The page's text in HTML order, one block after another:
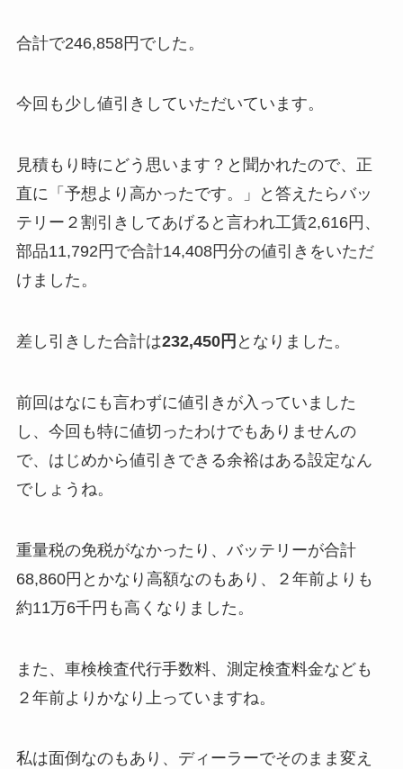
合計で246,858円でした。
今回も少し値引きしていただいています。
見積もり時にどう思います？と聞かれたので、正
直に「予想より高かったです。」と答えたらバッ
テリー２割引きしてあげると言われ工賃2,616円、
部品11,792円で合計14,408円分の値引きをいただ
けました。
差し引きした合計は232,450円 となりました。
前回はなにも言わずに値引きが入っていました
し、今回も特に値切ったわけでもありませんの
で、はじめから値引きできる余裕はある設定なん
でしょうね。
重量税の免税がなかったり、バッテリーが合計
68,860円とかなり高額なのもあり、２年前よりも
約11万6千円も高くなりました。
また、車検検査代行手数料、測定検査料金なども
２年前よりかなり上っていますね。
私は面倒なのもあり、ディーラーでそのまま変え